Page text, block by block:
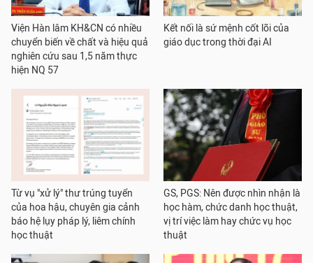
Viện Hàn lâm KH&CN có nhiều
chuyển biến về chất và hiệu quả
nghiên cứu sau 1,5 năm thực
hiện NQ 57
Kết nối là sứ mệnh cốt lõi của
giáo dục trong thời đại AI
Từ vụ "xử lý" thư trúng tuyển
của hoa hậu, chuyên gia cảnh
báo hệ lụy pháp lý, liêm chính
học thuật
GS, PGS: Nên được nhìn nhận là
học hàm, chức danh học thuật,
vị trí việc làm hay chức vụ học
thuật